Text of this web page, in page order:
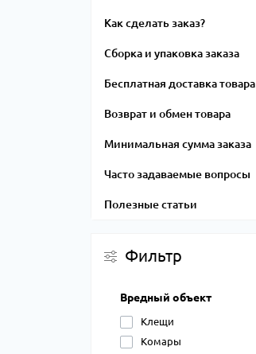
Как сделать заказ?
Сборка и упаковка заказа
Бесплатная доставка товара
Возврат и обмен товара
Минимальная сумма заказа
Часто задаваемые вопросы
Полезные статьи
Фильтр
Вредный объект
Клещи
Комары